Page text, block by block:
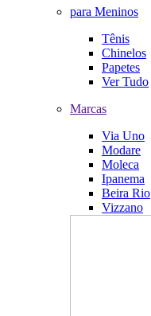
para Meninos
Tênis
Chinelos
Papetes
Ver Tudo
Marcas
Via Uno
Modare
Moleca
Ipanema
Beira Rio
Vizzano